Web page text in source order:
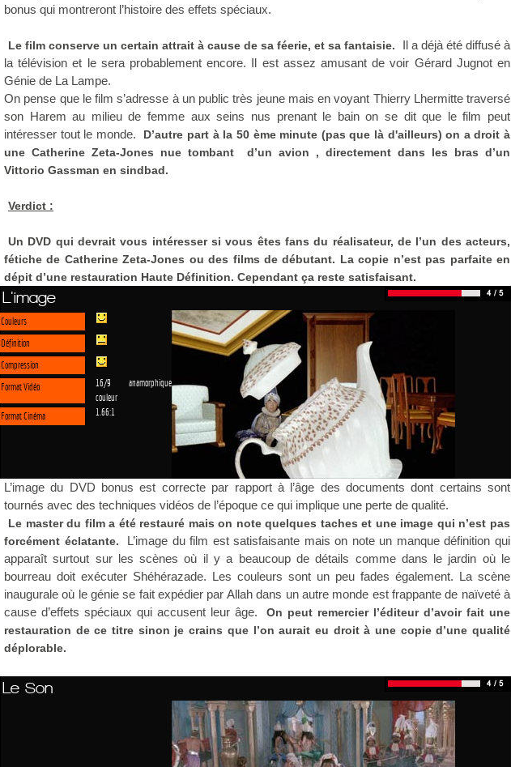
bonus qui montreront l’histoire des effets spéciaux.
Le film conserve un certain attrait à cause de sa féerie, et sa fantaisie.
Il a déjà été diffusé à
la télévision et le sera probablement encore. Il est assez amusant de voir Gérard Jugnot en
Génie de La Lampe.
On pense que le film s’adresse à un public très jeune mais en voyant Thierry Lhermitte traversé
son Harem au milieu de femme aux seins nus prenant le bain on se dit que le film peut
intéresser tout le monde.
D’autre part à la 50 ème minute (pas que là d'ailleurs) on a droit à
une Catherine Zeta-Jones nue tombant d’un avion , directement dans les bras d’un
Vittorio Gassman en sindbad.
Verdict :
Un DVD qui devrait vous intéresser si vous êtes fans du réalisateur, de l’un des acteurs,
fétiche de Catherine Zeta-Jones ou des films de débutant. La copie n’est pas parfaite en
dépit d’une restauration Haute Définition. Cependant ça reste satisfaisant.
L'image
Couleurs
Définition
Compression
Format Vidéo
16/9 anamorphique
couleur
Format Cinéma
1.66:1
L’image du DVD bonus est correcte par rapport à l’âge des documents dont certains sont
tournés avec des techniques vidéos de l’époque ce qui implique une perte de qualité.
Le master du film a été restauré mais on note quelques taches et une image qui n’est pas
forcément éclatante.
L’image du film est satisfaisante mais on note un manque définition qui
apparaît surtout sur les scènes où il y a beaucoup de détails comme dans le jardin où le
bourreau doit exécuter Shéhérazade. Les couleurs sont un peu fades également. La scène
inaugurale où le génie se fait expédier par Allah dans un autre monde est frappante de naïveté à
cause d’effets spéciaux qui accusent leur âge.
On peut remercier l’éditeur d’avoir fait une
restauration de ce titre sinon je crains que l’on aurait eu droit à une copie d’une qualité
déplorable.
Le Son